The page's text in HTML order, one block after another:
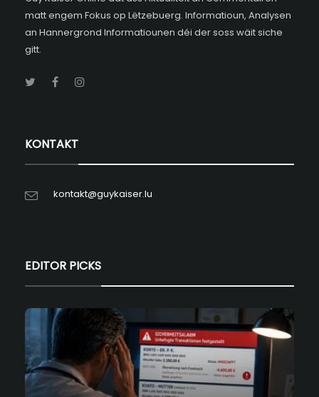
matt engem Fokus op Lëtzebuerg. Informatioun, Analysen
an Hannergrond Informatiounen déi der soss wäit siche
gitt.
KONTAKT
kontakt@guykaiser.lu
EDITOR PICKS